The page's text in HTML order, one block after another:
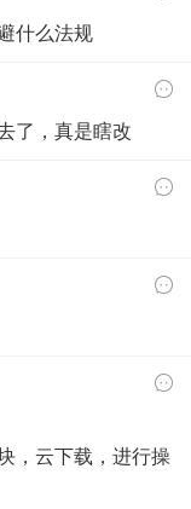
什么法规
了，真是瞎改
，云下载，进行操